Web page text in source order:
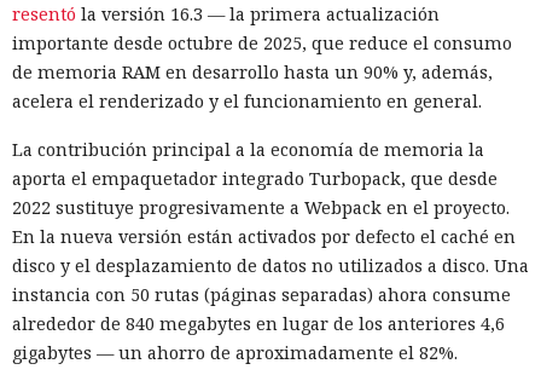
resentó la versión 16.3 — la primera actualización
importante desde octubre de 2025, que reduce el consumo
de memoria RAM en desarrollo hasta un 90% y, además,
acelera el renderizado y el funcionamiento en general.
La contribución principal a la economía de memoria la
aporta el empaquetador integrado Turbopack, que desde
2022 sustituye progresivamente a Webpack en el proyecto.
En la nueva versión están activados por defecto el caché en
disco y el desplazamiento de datos no utilizados a disco. Una
instancia con 50 rutas (páginas separadas) ahora consume
alrededor de 840 megabytes en lugar de los anteriores 4,6
gigabytes — un ahorro de aproximadamente el 82%.